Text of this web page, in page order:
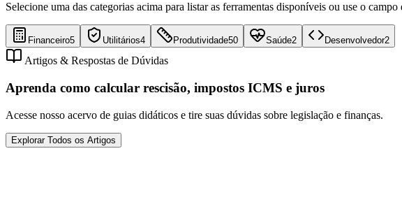
Selecione uma das categorias acima para listar as ferramentas disponíveis ou use o
Financeiro5 Utilitários4 Produtividade50 Saúde2 Desenvolvedor2
Artigos & Respostas de Dúvidas
Aprenda como calcular rescisão, impostos ICMS e juros
Acesse nosso acervo de guias didáticos e tire suas dúvidas sobre legislação e finanças.
Explorar Todos os Artigos